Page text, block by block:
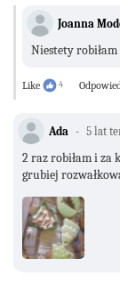
Joanna
Niestety
Like 4
Ada 5 lat
2 raz robiłam i za
grubiej